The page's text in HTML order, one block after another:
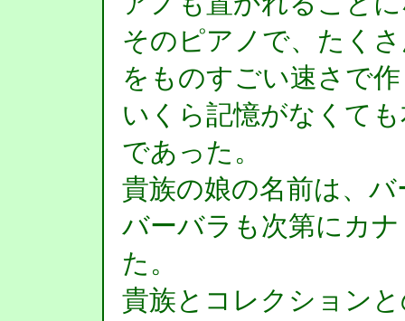
そのピアノで、たく
をものすごい速さで
いくら記憶がなくて
であった。
貴族の娘の名前は、バ
バーバラも次第にカ
た。
貴族とコレクション